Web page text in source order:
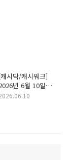
시닥/캐시워크]
년 6월 10일
버는퀴즈 "팬마음"